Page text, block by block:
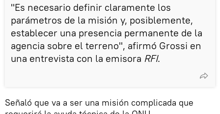
"Es necesario definir claramente los
parámetros de la misión y, posiblemente,
establecer una presencia permanente de la
agencia sobre el terreno", afirmó Grossi en
una entrevista con la emisora RFI.
Señaló que va a ser una misión complicada que